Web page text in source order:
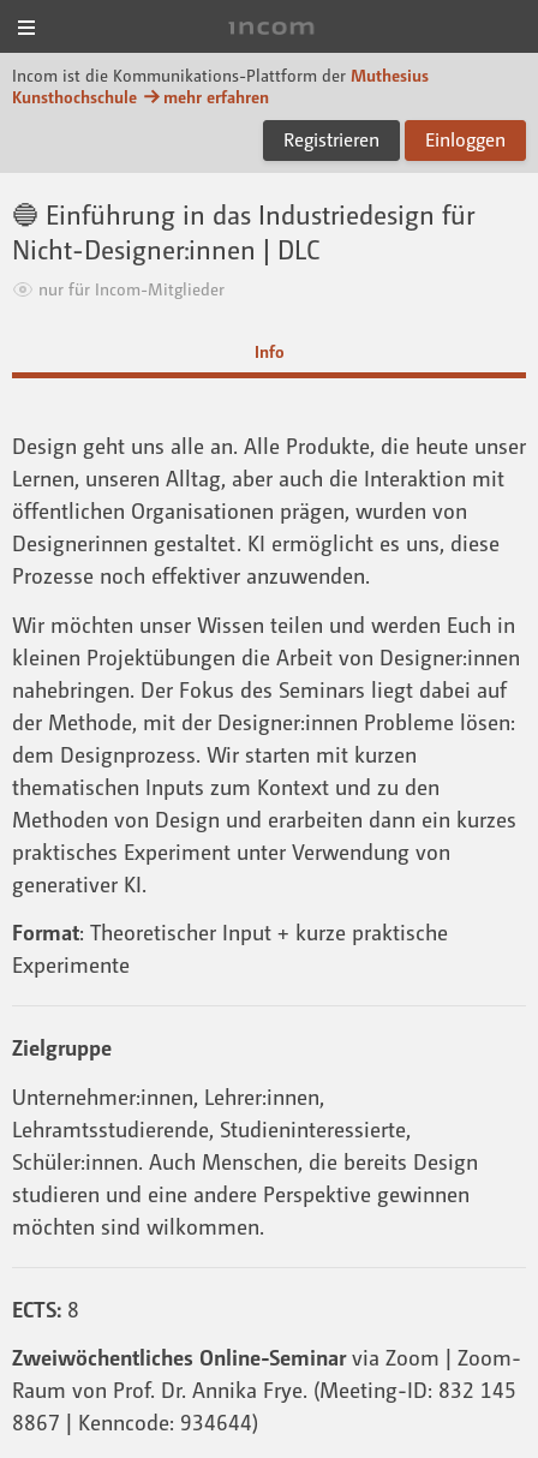
Incom ist die Kommunikations-Plattform der Muthesius
Kunsthochschule
mehr erfahren
Registrieren Einloggen
🔵 Einführung in das Industriedesign für
Nicht-Designer:innen | DLC
nur für Incom-Mitglieder
Info
Design geht uns alle an. Alle Produkte, die heute unser
Lernen, unseren Alltag, aber auch die Interaktion mit
öffentlichen Organisationen prägen, wurden von
Designerinnen gestaltet. KI ermöglicht es uns, diese
Prozesse noch effektiver anzuwenden.
Wir möchten unser Wissen teilen und werden Euch in
kleinen Projektübungen die Arbeit von Designer:innen
nahebringen. Der Fokus des Seminars liegt dabei auf
der Methode, mit der Designer:innen Probleme lösen:
dem Designprozess. Wir starten mit kurzen
thematischen Inputs zum Kontext und zu den
Methoden von Design und erarbeiten dann ein kurzes
praktisches Experiment unter Verwendung von
generativer KI.
Format: Theoretischer Input + kurze praktische
Experimente
Zielgruppe
Unternehmer:innen, Lehrer:innen,
Lehramtsstudierende, Studieninteressierte,
Schüler:innen. Auch Menschen, die bereits Design
studieren und eine andere Perspektive gewinnen
möchten sind wilkommen.
ECTS: 8
Zweiwöchentliches Online-Seminarvia Zoom | Zoom-
Raum von Prof. Dr. Annika Frye. (Meeting-ID: 832 145
8867 | Kenncode: 934644)